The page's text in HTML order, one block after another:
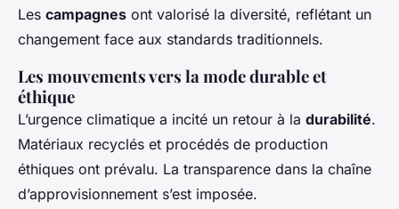
Les campagnes ont valorisé la diversité, reflétant un
changement face aux standards traditionnels.
Les mouvements vers la mode durable et
éthique
L’urgence climatique a incité un retour à la durabilité.
Matériaux recyclés et procédés de production
éthiques ont prévalu. La transparence dans la chaîne
d’approvisionnement s’est imposée.